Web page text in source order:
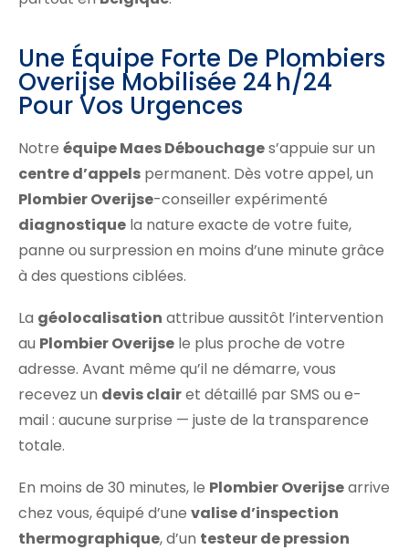
Une Équipe Forte De Plombiers
Overijse Mobilisée 24 H/24
Pour Vos Urgences
Notre équipe Maes Débouchages’appuie sur un
centre d’appels permanent. Dès votre appel, un
Plombier Overijse-conseiller expérimenté
diagnostique la nature exacte de votre fuite,
panne ou surpression en moins d’une minute grâce
à des questions ciblées.
La géolocalisation attribue aussitôt l’intervention
au Plombier Overijse le plus proche de votre
adresse. Avant même qu’il ne démarre, vous
recevez un devis clairet détaillé par SMS ou e-
mail : aucune surprise — juste de la transparence
totale.
En moins de 30 minutes, le Plombier Overijsearrive
chez vous, équipé d’une valise d’inspection
thermographique, d’un testeur de pression